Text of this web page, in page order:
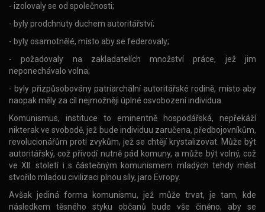
- izolovaly se od společnosti;
- byly prodchnuty duchem autoritářství;
- byly osamotnělé, místo aby se federovaly;
- požadovaly na zakladatelích množství práce, jež jim
neponechávalo volna;
- byly přizpůsobovány patriarchální autoritářské rodině, místo aby
naopak měly za cíl nejmožněji úplné osvobození individua.
Komunismus, instituce to eminentně hospodářská, nepřekáží
nikterak ve svobodě, jež bude individuu zaručena, předbojovníkům,
revolucionářům proti zvykům, jež se chtějí krystalizovat. Může být
autoritářský, což přivodí nutně pád komuny, a může být volný, což
ve XII. století i s částečným komunismem mladých tehdy měst
stvořilo mladou civilizaci plnou síly, jaro Evropy.
Avšak jediná forma komunismu, jež může trvat, je tam, kde
následkem těsného styku občanů bude vše činěno, aby se